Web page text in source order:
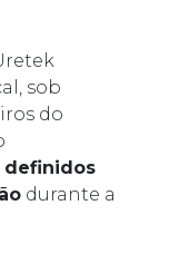
sob
do
definidos
durante a